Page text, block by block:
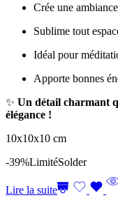
Crée une
Sublime tout
Idéal pour
Apporte bonnes
✨ Un détail charmant
élégance !
10x10x10 cm
-39%LimitéSolder
Lire la suite